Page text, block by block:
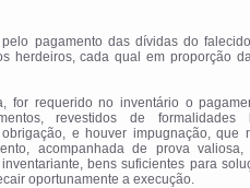
pagamento das dívidas do
herdeiros, cada qual em proporção
for requerido no inventário o
revestidos de formalidades
e houver impugnação, que
acompanhada de prova
bens suficientes para
oportunamente a execução.